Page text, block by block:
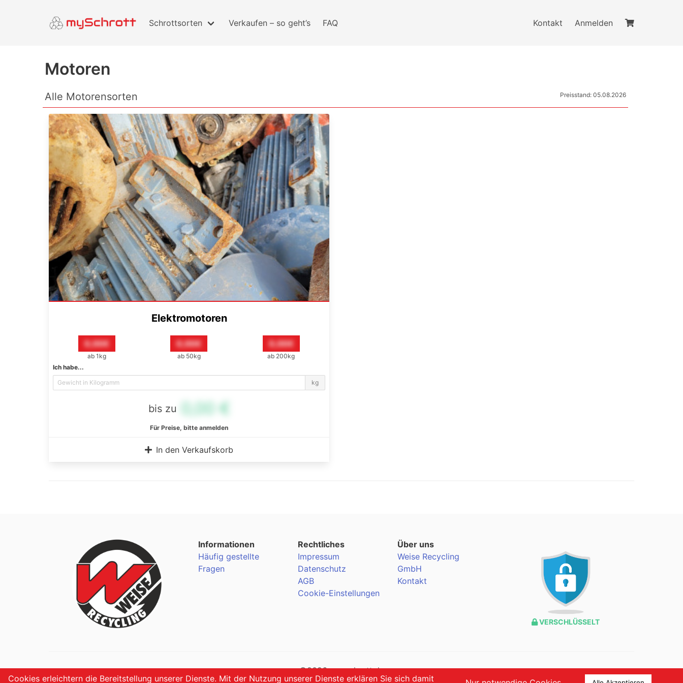
Cookies erleichtern die Bereitstellung unserer Dienste. Mit der Nutzung unserer Dienste erklären Sie sich damit
Schrottsorten Verkaufen – so geht’s FAQ Kontakt Anmelden
Motoren
Alle Motorensorten Preisstand: 05.08.2026
Elektromotoren
0,00€
ab 1kg
0,00€
ab 50kg
0,00€
ab 200kg
Ich habe...
kg
bis zu 0,00 €
Für Preise, bitte anmelden
In den Verkaufskorb
Informationen
Häufig gestellte
Fragen
Rechtliches
Impressum
Datenschutz
AGB
Cookie-Einstellungen
Über uns
Weise Recycling
GmbH
Kontakt
VERSCHLÜSSELT
©2026 my-schrott.de